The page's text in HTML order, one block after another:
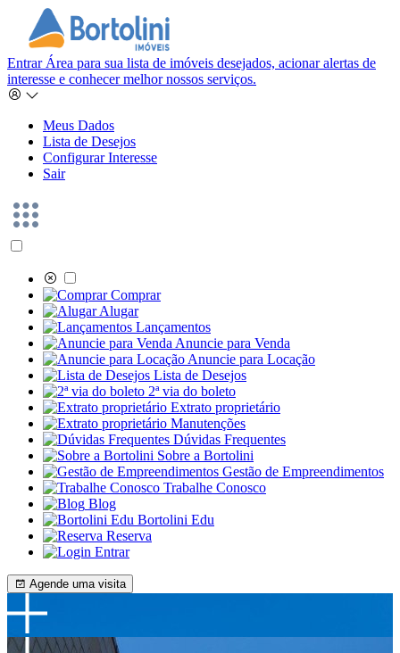
Entrar Área para sua lista de imóveis desejados, acionar alertas de
interesse e conhecer melhor nossos serviços.
Meus Dados
Lista de Desejos
Configurar Interesse
Sair
Comprar
Alugar
Lançamentos
Anuncie para Venda
Anuncie para Locação
Lista de Desejos
2ª via do boleto
Extrato proprietário
Manutenções
Dúvidas Frequentes
Sobre a Bortolini
Gestão de Empreendimentos
Trabalhe Conosco
Blog
Bortolini Edu
Reserva
Entrar
Agende uma visita